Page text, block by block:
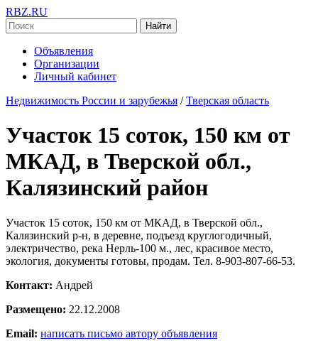
RBZ.RU
Найти
Объявления
Организации
Личный кабинет
Недвижимость России и зарубежья / Тверская область
Участок 15 соток, 150 км от
МКАД, в Тверской обл.,
Калязинский район
Участок 15 соток, 150 км от МКАД, в Тверской обл.,
Калязинский р-н, в деревне, подъезд круглогодичный,
электричество, река Нерль-100 м., лес, красивое место,
экология, документы готовы, продам. Тел. 8-903-807-66-53.
Контакт: Андрей
Размещено: 22.12.2008
Email: написать письмо автору объявления